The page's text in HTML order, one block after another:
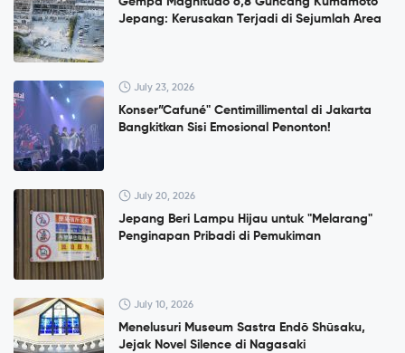
Jepang: Kerusakan Terjadi di Sejumlah Area
July 23, 2026
Konser”Cafuné" Centimillimental di Jakarta
Bangkitkan Sisi Emosional Penonton!
July 20, 2026
Jepang Beri Lampu Hijau untuk "Melarang"
Penginapan Pribadi di Pemukiman
July 10, 2026
Menelusuri Museum Sastra Endō Shūsaku,
Jejak Novel Silence di Nagasaki